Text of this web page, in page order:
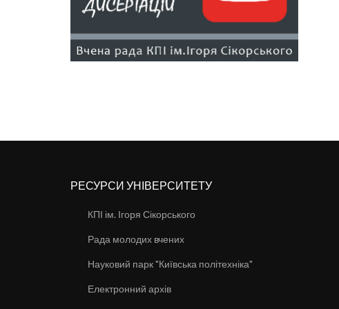
РЕСУРСИ УНІВЕРСИТЕТУ
КПІ ім. Ігоря Сікорського
Рада молодих вчених
Науковий парк "Київська політехніка"
Електронний архів